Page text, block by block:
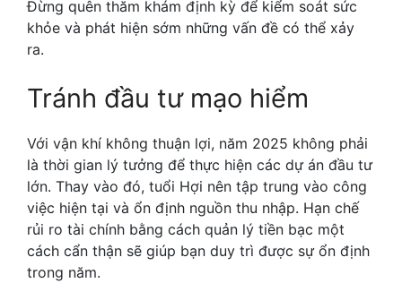
Đừng quên thăm khám định kỳ để kiểm soát sức
khỏe và phát hiện sớm những vấn đề có thể xảy
ra.
Tránh đầu tư mạo hiểm
Với vận khí không thuận lợi, năm 2025 không phải
là thời gian lý tưởng để thực hiện các dự án đầu tư
lớn. Thay vào đó, tuổi Hợi nên tập trung vào công
việc hiện tại và ổn định nguồn thu nhập. Hạn chế
rủi ro tài chính bằng cách quản lý tiền bạc một
cách cẩn thận sẽ giúp bạn duy trì được sự ổn định
trong năm.